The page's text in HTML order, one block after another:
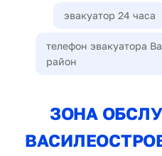
эвакуатор 24 часа
телефон эвакуатора
район
ЗОНА